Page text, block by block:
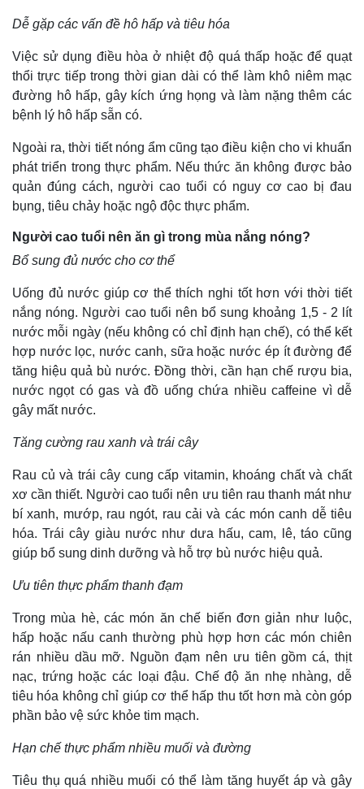
Hồ sơ
E-Magazine
Dễ gặp các vấn đề hô hấp và tiêu hóa
Việc sử dụng điều hòa ở nhiệt độ quá thấp hoặc để quạt
thổi trực tiếp trong thời gian dài có thể làm khô niêm mạc
đường hô hấp, gây kích ứng họng và làm nặng thêm các
bệnh lý hô hấp sẵn có.
Ngoài ra, thời tiết nóng ẩm cũng tạo điều kiện cho vi khuẩn
phát triển trong thực phẩm. Nếu thức ăn không được bảo
quản đúng cách, người cao tuổi có nguy cơ cao bị đau
bụng, tiêu chảy hoặc ngộ độc thực phẩm.
Người cao tuổi nên ăn gì trong mùa nắng nóng?
Bổ sung đủ nước cho cơ thể
Uống đủ nước giúp cơ thể thích nghi tốt hơn với thời tiết
nắng nóng. Người cao tuổi nên bổ sung khoảng 1,5 - 2 lít
nước mỗi ngày (nếu không có chỉ định hạn chế), có thể kết
hợp nước lọc, nước canh, sữa hoặc nước ép ít đường để
tăng hiệu quả bù nước. Đồng thời, cần hạn chế rượu bia,
nước ngọt có gas và đồ uống chứa nhiều caffeine vì dễ
gây mất nước.
Tăng cường rau xanh và trái cây
Rau củ và trái cây cung cấp vitamin, khoáng chất và chất
xơ cần thiết. Người cao tuổi nên ưu tiên rau thanh mát như
bí xanh, mướp, rau ngót, rau cải và các món canh dễ tiêu
hóa. Trái cây giàu nước như dưa hấu, cam, lê, táo cũng
giúp bổ sung dinh dưỡng và hỗ trợ bù nước hiệu quả.
Ưu tiên thực phẩm thanh đạm
Trong mùa hè, các món ăn chế biến đơn giản như luộc,
hấp hoặc nấu canh thường phù hợp hơn các món chiên
rán nhiều dầu mỡ. Nguồn đạm nên ưu tiên gồm cá, thịt
nạc, trứng hoặc các loại đậu. Chế độ ăn nhẹ nhàng, dễ
tiêu hóa không chỉ giúp cơ thể hấp thu tốt hơn mà còn góp
phần bảo vệ sức khỏe tim mạch.
Hạn chế thực phẩm nhiều muối và đường
Tiêu thụ quá nhiều muối có thể làm tăng huyết áp và gây